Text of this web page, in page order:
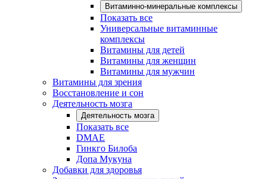
Витаминно-минеральные комплексы
Показать все
Универсальные витаминные
комплексы
Витамины для детей
Витамины для женщин
Витамины для мужчин
Витамины для зрения
Восстановление и сон
Деятельность мозга
Деятельность мозга
Показать все
DMAE
Гинкго Билоба
Допа Мукуна
Добавки для здоровья